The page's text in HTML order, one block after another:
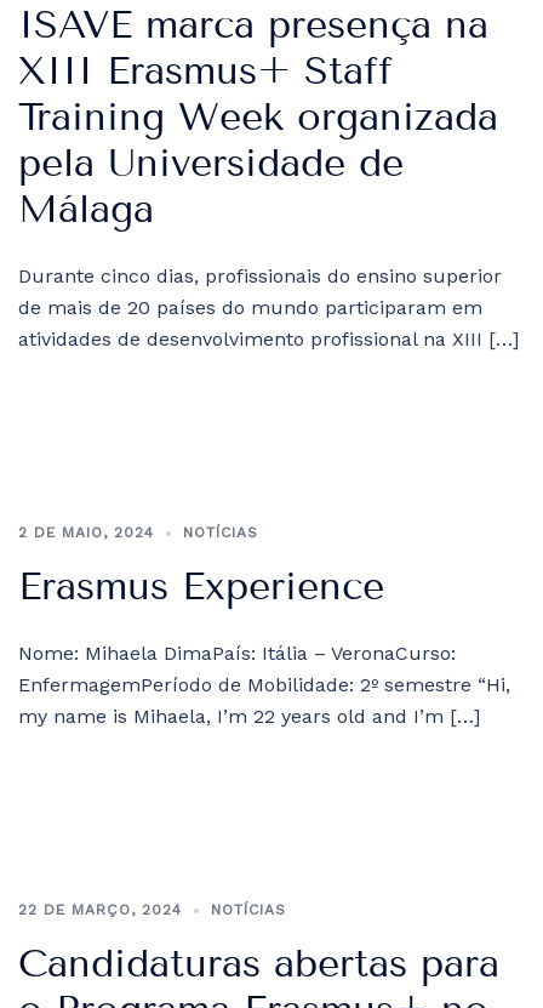
ISAVE marca presença na
XIII Erasmus+ Staff
Training Week organizada
pela Universidade de
Málaga
Durante cinco dias, profissionais do ensino superior
de mais de 20 países do mundo participaram em
atividades de desenvolvimento profissional na XIII […]
2 DE MAIO, 2024 NOTÍCIAS
Erasmus Experience
Nome: Mihaela DimaPaís: Itália – VeronaCurso:
EnfermagemPeríodo de Mobilidade: 2º semestre “Hi,
my name is Mihaela, I’m 22 years old and I’m […]
22 DE MARÇO, 2024 NOTÍCIAS
Candidaturas abertas para